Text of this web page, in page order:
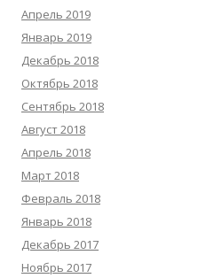
Апрель 2019
Январь 2019
Декабрь 2018
Октябрь 2018
Сентябрь 2018
Август 2018
Апрель 2018
Март 2018
Февраль 2018
Январь 2018
Декабрь 2017
Ноябрь 2017